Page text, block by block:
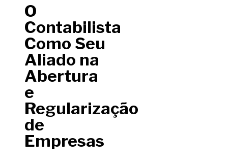
O
Contabilista
Como Seu
Aliado na
Abertura
e
Regularização
de
Empresas